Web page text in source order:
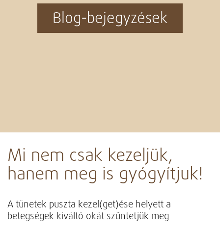
Blog-bejegyzések
Mi nem csak kezeljük,
hanem meg is gyógyítjuk!
A tünetek puszta kezel(get)ése helyett a
betegségek kiváltó okát szüntetjük meg